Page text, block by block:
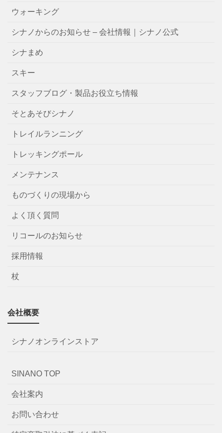
ウォーキング
シナノからのお知らせ – 会社情報｜シナノ公式
シナまめ
スキー
スタッフブログ・製品お役立ち情報
そとあそびシナノ
トレイルランニング
トレッキングポール
メンテナンス
ものづくりの現場から
よく頂く質問
リコールのお知らせ
採用情報
杖
会社概要
シナノオンラインストア
SINANO TOP
会社案内
お問い合わせ